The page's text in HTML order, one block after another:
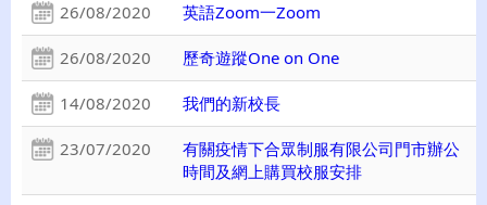
26/08/2020 英語Zoom一Zoom
26/08/2020 歷奇遊蹤One on One
14/08/2020 我們的新校長
23/07/2020
有關疫情下合眾制服有限公司門市辦公
時間及網上購買校服安排